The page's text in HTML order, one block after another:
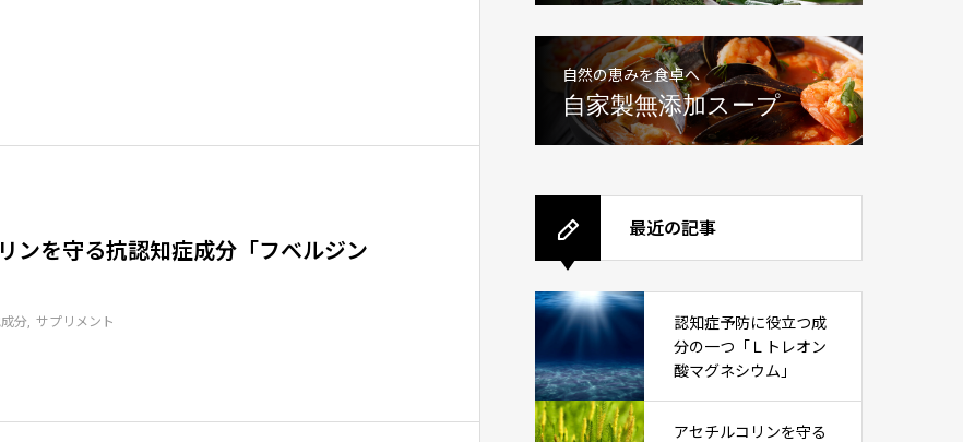
ンを守る抗認知症成分「フベルジン
分 サプリメント
自然の恵みを食卓へ
自家製無添加スープ
最近の記事
認知症予防に役立つ成
分の一つ「Ｌトレオン
酸マグネシウム」
アセチルコリンを守る